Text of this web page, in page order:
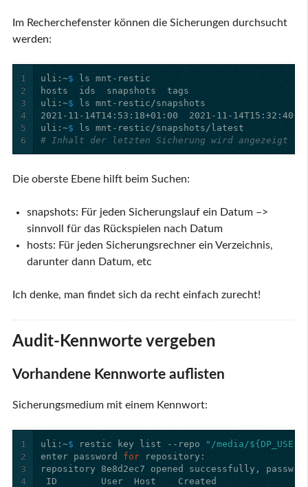
Im Recherchefenster können die Sicherungen durchsucht
werden:
1
2
3
4
5
6
uli:~$
uli:~$
uli:~$
# Inhalt der letzten Sicherung wird angezeigt
Die oberste Ebene hilft beim Suchen:
snapshots: Für jeden Sicherungslauf ein Datum –>
sinnvoll für das Rückspielen nach Datum
hosts: Für jeden Sicherungsrechner ein Verzeichnis,
darunter dann Datum, etc
Ich denke, man findet sich da recht einfach zurecht!
Audit-Kennworte vergeben
Vorhandene Kennworte auflisten
Sicherungsmedium mit einem Kennwort:
1
2
3
4
uli:~$ restic key list --repo
"/media/
enter password for